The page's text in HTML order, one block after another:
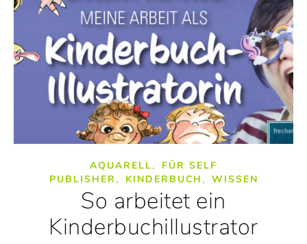
AQUARELL,
FÜR SELF
PUBLISHER , KINDERBUCH , WISSEN
So arbeitet ein
Kinderbuchillustrator